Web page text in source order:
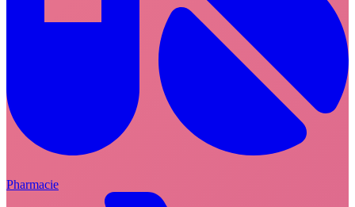
Pharmacie